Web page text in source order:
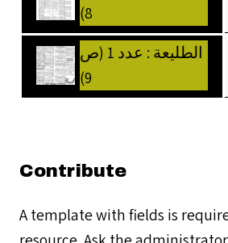
8)
الطليعة : عدد 1 (ص
9)
Contribute
A template with fields is